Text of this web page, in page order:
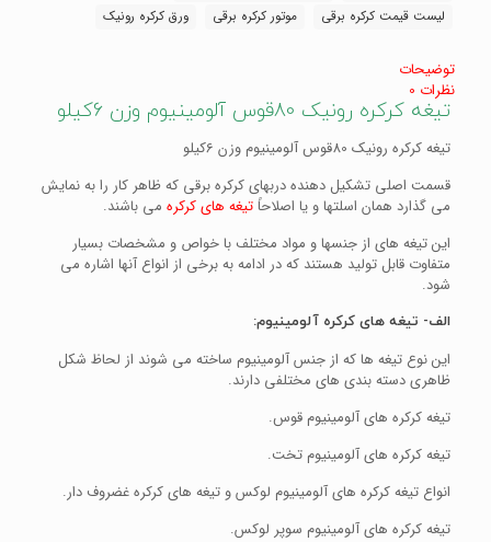
لیست قیمت کرکره برقی
موتور کرکره برقی ورق کرکره رونیک
توضیحات
نظرات 0
تیغه کرکره رونیک 80قوس آلومینیوم وزن 6کیلو
تیغه کرکره رونیک 80قوس آلومینیوم وزن 6کیلو
قسمت اصلی تشکیل دهنده دربهای کرکره برقی که ظاهر کار را به نمایش
می گذارد همان اسلتها و یا اصلاحاًتیغه های کرکرهمی باشند.
این تیغه های از جنسها و مواد مختلف با خواص و مشخصات بسیار
متفاوت قابل تولید هستند که در ادامه به برخی از انواع آنها اشاره می
شود.
الف- تیغه های کرکره آلومینیوم:
این نوع تیغه ها که از جنس آلومینیوم ساخته می شوند از لحاظ شکل
ظاهری دسته بندی های مختلفی دارند.
تیغه کرکره های آلومینیوم قوس.
تیغه کرکره های آلومینیوم تخت.
انواع تیغه کرکره های آلومینیوم لوکس و تیغه های کرکره غضروف دار.
تیغه کرکره های آلومینیوم سوپر لوکس.